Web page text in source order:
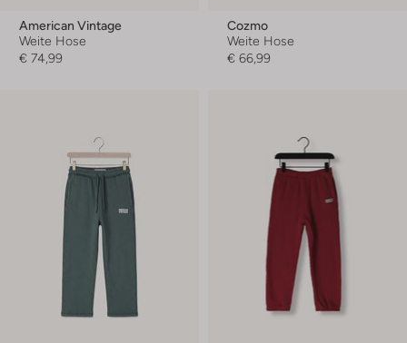
American Vintage
Weite Hose
€ 74,99
Cozmo
Weite Hose
€ 66,99